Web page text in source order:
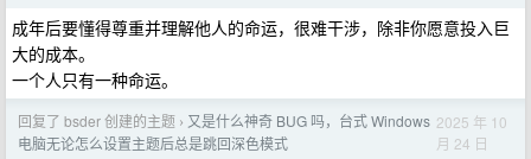
成年后要懂得尊重并理解他人的命运，很难干涉，除非你愿意投入巨
大的成本。
一个人只有一种命运。
回复了 bsder 创建的主题 › 又是什么神奇 BUG 吗，台式 Windows
电脑无论怎么设置主题后总是跳回深色模式
2025 年 10
月 24 日